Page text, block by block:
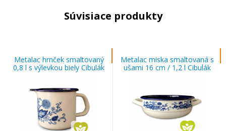
Súvisiace produkty
Metalac hrnček smaltovaný
0,8 l s výlevkou biely Cibulák
Metalac miska smaltovaná s
ušami 16 cm / 1,2 l Cibulák